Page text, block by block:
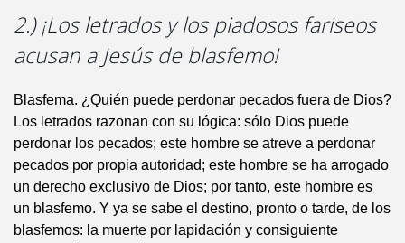
2.) ¡Los letrados y los piadosos fariseos
acusan a Jesús de blasfemo!
Blasfema. ¿Quién puede perdonar pecados fuera de Dios?
Los letrados razonan con su lógica: sólo Dios puede
perdonar los pecados; este hombre se atreve a perdonar
pecados por propia autoridad; este hombre se ha arrogado
un derecho exclusivo de Dios; por tanto, este hombre es
un blasfemo. Y ya se sabe el destino, pronto o tarde, de los
blasfemos: la muerte por lapidación y consiguiente